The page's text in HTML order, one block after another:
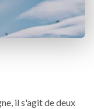
il s'agit de deux